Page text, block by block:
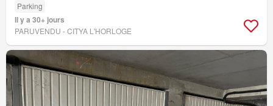
Parking
Il y a 30+ jours
PARUVENDU - CITYA L'HORLOGE